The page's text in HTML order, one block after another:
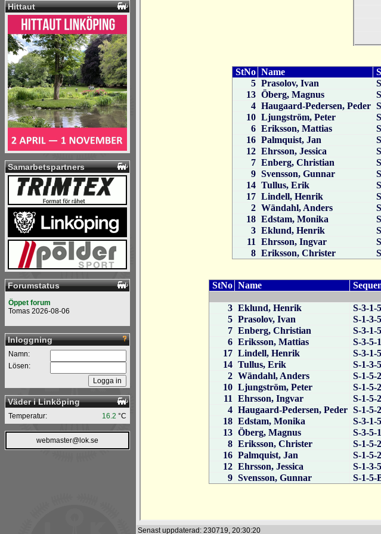
Hittaut
Samarbetspartners
Forumstatus
Öppet forum
Tomas 2026-08-06
Inloggning
Namn:
Lösen:
Väder i Linköping
16.2 °C
Temperatur:
webmaster@lok.se
Senast uppdaterad: 230719, 20:30:20